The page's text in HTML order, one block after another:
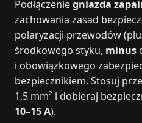
Podłączeniegniazda
zachowania zasad
polaryzacji przewodów
środkowego styku, minus
i obowiązkowego
bezpiecznikiem. Stosuj
1,5 mm² i dobieraj
10–15 A).